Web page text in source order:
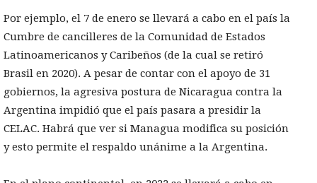
Por ejemplo, el 7 de enero se llevará a cabo en el país la
Cumbre de cancilleres de la Comunidad de Estados
Latinoamericanos y Caribeños (de la cual se retiró
Brasil en 2020). A pesar de contar con el apoyo de 31
gobiernos, la agresiva postura de Nicaragua contra la
Argentina impidió que el país pasara a presidir la
CELAC. Habrá que ver si Managua modifica su posición
y esto permite el respaldo unánime a la Argentina.